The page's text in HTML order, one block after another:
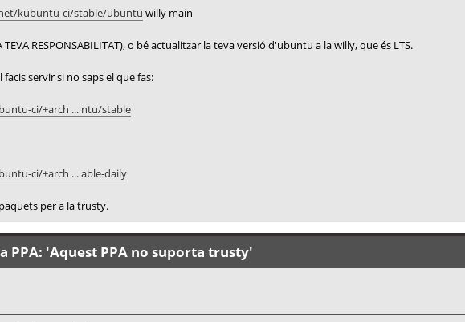
kubuntu-ci/stable/ubuntu willy main
TEVA RESPONSABILITAT), o bé actualitzar la teva versió d'ubuntu a la willy, que és LTS.
servir si no saps el que fas:
ci/+arch ... ntu/stable
ci/+arch ... able-daily
per a la trusty.
PPA: 'Aquest PPA no suporta trusty'